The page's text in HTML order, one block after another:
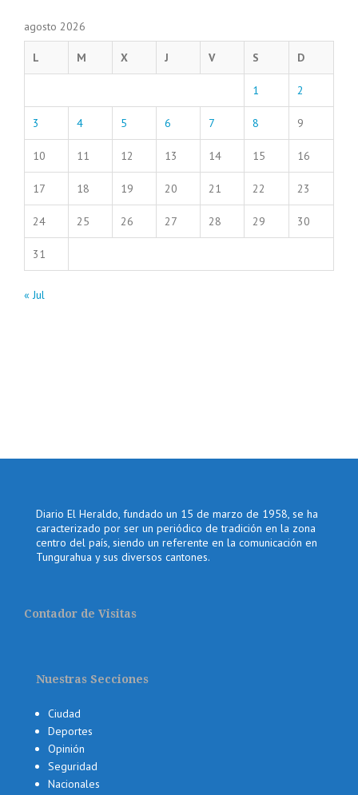
agosto 2026
L M X J V S D
1 2
3 4 5 6 7 8 9
10 11 12 13 14 15 16
17 18 19 20 21 22 23
24 25 26 27 28 29 30
31
« Jul
Diario El Heraldo, fundado un 15 de marzo de 1958, se ha
caracterizado por ser un periódico de tradición en la zona
centro del país, siendo un referente en la comunicación en
Tungurahua y sus diversos cantones.
Contador de Visitas
Nuestras Secciones
Ciudad
Deportes
Opinión
Seguridad
Nacionales